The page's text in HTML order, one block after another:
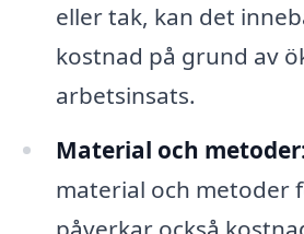
eller tak, kan det
kostnad på grund av
arbetsinsats.
Material och
material och metoder